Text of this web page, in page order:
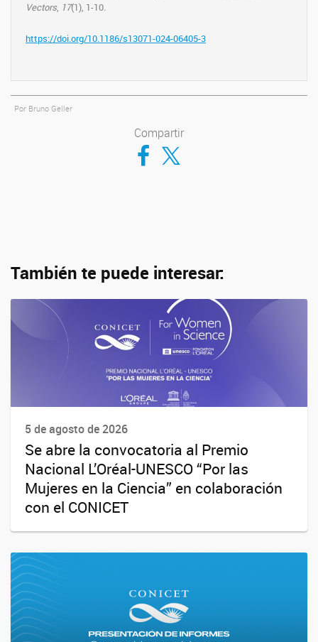
Vectors, 17(1), 1-10.
https://doi.org/10.1186/s13071-024-06405-3
Por Bruno Geller
Compartir
Compartir en Facebook
Compartir en Twitter
También te puede interesar:
5 de agosto de 2026
Se abre la convocatoria al Premio
Nacional L’Oréal-UNESCO “Por las
Mujeres en la Ciencia” en colaboración
con el CONICET